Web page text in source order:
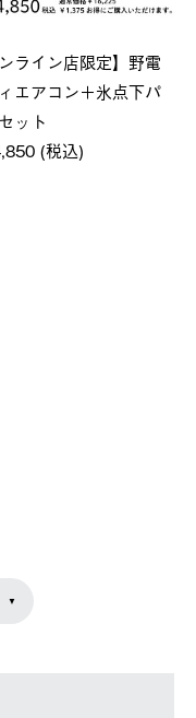
ンライン店限定】野電
エアコン＋氷点下パ
ット
(税込)